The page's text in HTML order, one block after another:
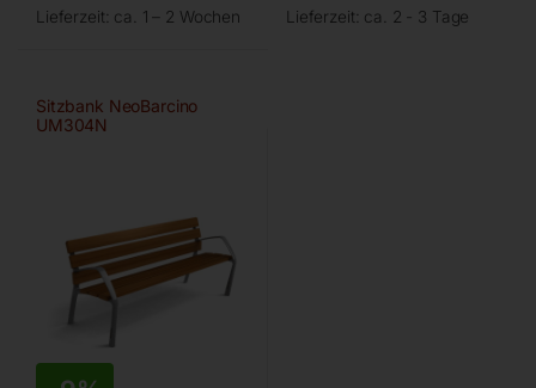
Lieferzeit: ca. 1 – 2 Wochen
Lieferzeit: ca. 2 - 3 Tage
Sitzbank NeoBarcino
UM304N